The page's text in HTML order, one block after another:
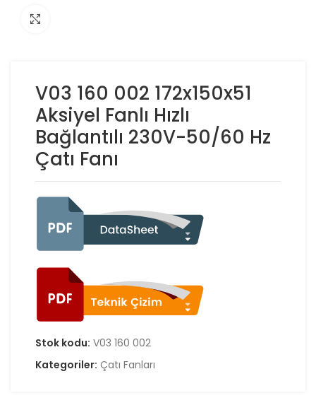
V03 160 002 172x150x51
Aksiyel Fanlı Hızlı
Bağlantılı 230V-50/60 Hz
Çatı Fanı
Stok kodu: V03 160 002
Kategoriler: Çatı Fanları